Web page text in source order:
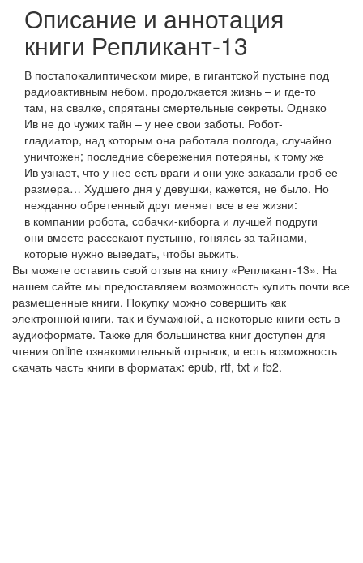
Описание и аннотация
книги Репликант-13
В постапокалиптическом мире, в гигантской пустыне под
радиоактивным небом, продолжается жизнь – и где-то
там, на свалке, спрятаны смертельные секреты. Однако
Ив не до чужих тайн – у нее свои заботы. Робот-
гладиатор, над которым она работала полгода, случайно
уничтожен; последние сбережения потеряны, к тому же
Ив узнает, что у нее есть враги и они уже заказали гроб ее
размера… Худшего дня у девушки, кажется, не было. Но
нежданно обретенный друг меняет все в ее жизни:
в компании робота, собачки-киборга и лучшей подруги
они вместе рассекают пустыню, гоняясь за тайнами,
которые нужно выведать, чтобы выжить.
Вы можете оставить свой отзыв на книгу «Репликант-13». На
нашем сайте мы предоставляем возможность купить почти все
размещенные книги. Покупку можно совершить как
электронной книги, так и бумажной, а некоторые книги есть в
аудиоформате. Также для большинства книг доступен для
чтения online ознакомительный отрывок, и есть возможность
скачать часть книги в форматах: epub, rtf, txt и fb2.